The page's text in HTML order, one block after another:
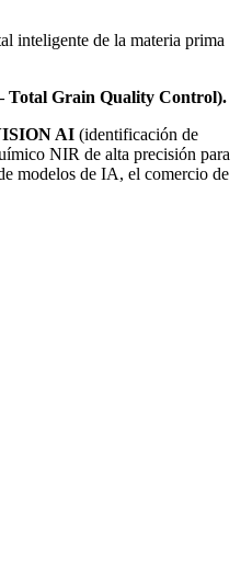
inteligente de la materia prima
Total Grain Quality Control).
AI(identificación de
NIR de alta precisión para
modelos de IA, el comercio de